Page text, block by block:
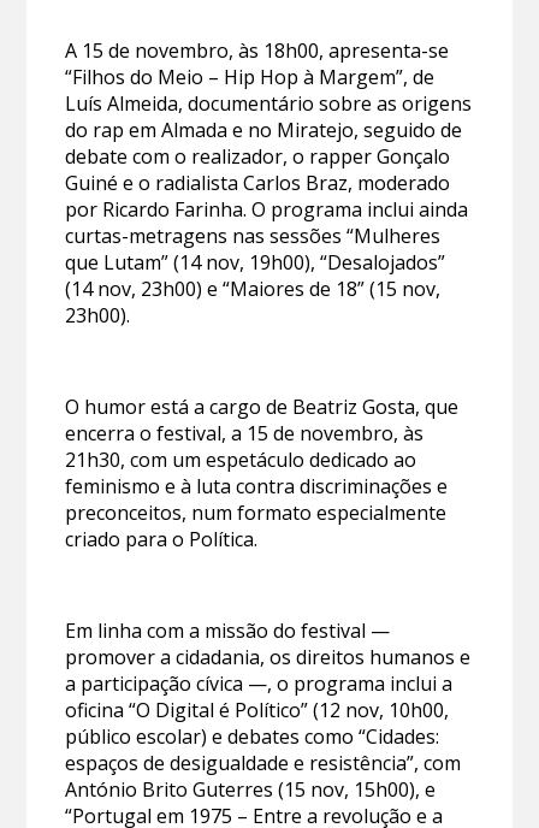
A 15 de novembro, às 18h00, apresenta-se
“Filhos do Meio – Hip Hop à Margem”, de
Luís Almeida, documentário sobre as origens
do rap em Almada e no Miratejo, seguido de
debate com o realizador, o rapper Gonçalo
Guiné e o radialista Carlos Braz, moderado
por Ricardo Farinha. O programa inclui ainda
curtas-metragens nas sessões “Mulheres
que Lutam” (14 nov, 19h00), “Desalojados”
(14 nov, 23h00) e “Maiores de 18” (15 nov,
23h00).
O humor está a cargo de Beatriz Gosta, que
encerra o festival, a 15 de novembro, às
21h30, com um espetáculo dedicado ao
feminismo e à luta contra discriminações e
preconceitos, num formato especialmente
criado para o Política.
Em linha com a missão do festival —
promover a cidadania, os direitos humanos e
a participação cívica —, o programa inclui a
oficina “O Digital é Político” (12 nov, 10h00,
público escolar) e debates como “Cidades:
espaços de desigualdade e resistência”, com
António Brito Guterres (15 nov, 15h00), e
“Portugal em 1975 – Entre a revolução e a